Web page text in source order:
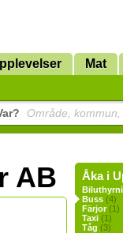
Mat
Område,
AB Åka i
Buss (4)
Färjor(1)
Taxi (1)
Tåg (3)